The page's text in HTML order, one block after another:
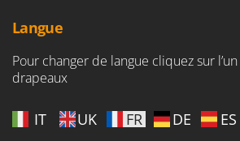
Langue
Pour changer de langue cliquez sur
drapeaux
IT UK FR DE ES